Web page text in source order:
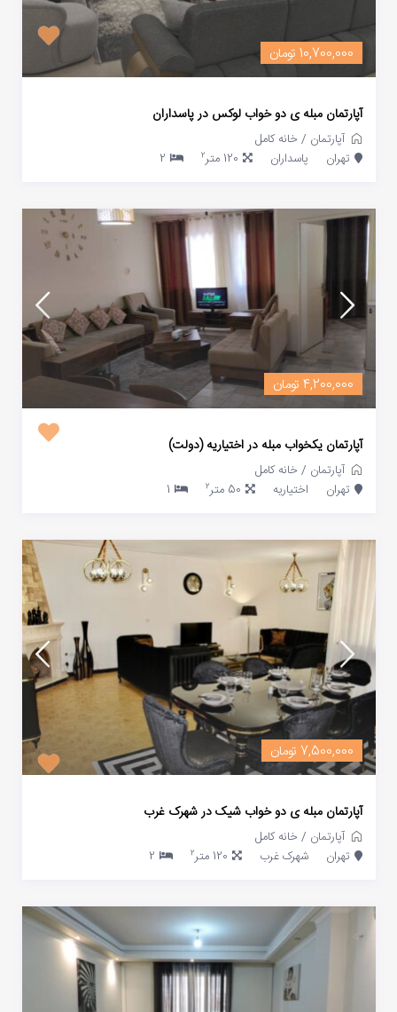
10,700,000 تومان
آپارتمان مبله ی دو خواب لوکس در پاسداران
آپارتمان /خانه کامل
تهران
پاسداران 120 متر 2
2
4,200,000 تومان
آپارتمان یکخواب مبله در اختیاریه (دولت)
آپارتمان /خانه کامل
تهران
اختیاریه 50 متر 2
1
7,500,000 تومان
آپارتمان مبله ی دو خواب شیک در شهرک غرب
آپارتمان /خانه کامل
تهران
شهرک غرب 120 متر 2
2